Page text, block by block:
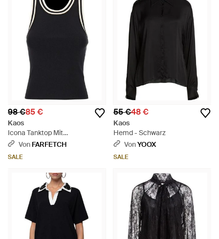
98 €85 €
Kaos
Icona Tanktop Mit
Kontrastdetails - Schwarz
Von FARFETCH
SALE
55 €48 €
Kaos
Hemd - Schwarz
VonYOOX
SALE